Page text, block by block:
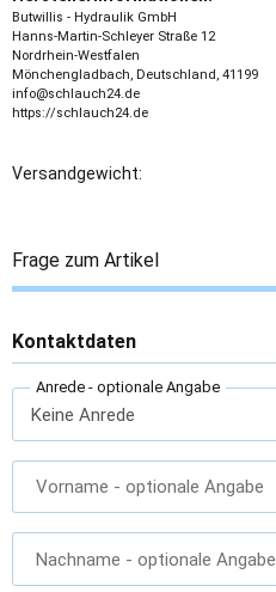
Butwillis - Hydraulik GmbH
Hanns-Martin-Schleyer Straße 12
Nordrhein-Westfalen
Mönchengladbach, Deutschland, 41199
info@schlauch24.de
https://schlauch24.de
Versandgewicht:
Frage zum Artikel
Kontaktdaten
Anrede - optionale Angabe
Vorname - optionale Angabe
Nachname - optionale Angabe